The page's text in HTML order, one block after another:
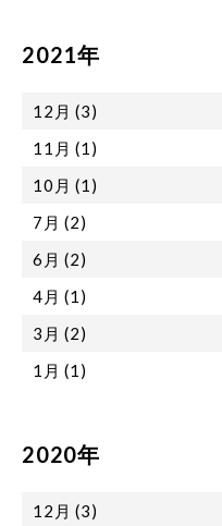
2021年
12月 (3)
11月 (1)
10月 (1)
7月 (2)
6月 (2)
4月 (1)
3月 (2)
1月 (1)
2020年
12月 (3)